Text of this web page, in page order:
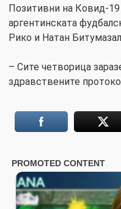
Позитивни на Ковид-19
аргентинската
Рико и Натан
– Сите четворица
здравствените